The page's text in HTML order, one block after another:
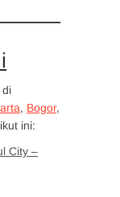
di
, Bogor,
ini:
City –